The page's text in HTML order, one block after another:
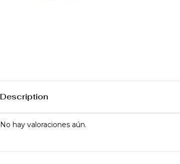
Description
No hay valoraciones aún.